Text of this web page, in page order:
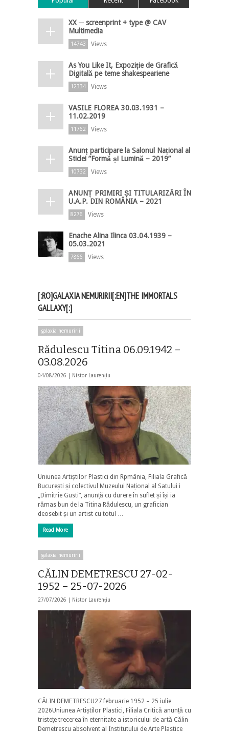
XX ─ screenprint + type @ CAV
Multimedia
14743 Views
As You Like It, Expoziție de Grafică
Digitală pe teme shakespeariene
12334 Views
VASILE FLOREA 30.03.1931 –
11.02.2019
11762 Views
Anunț participare la Salonul Național al
Sticlei ”Formă și Lumină – 2019”
10732 Views
ANUNȚ PRIMIRI ȘI TITULARIZĂRI ÎN
U.A.P. DIN ROMÂNIA – 2021
8276 Views
Enache Alina Ilinca 03.04.1939 –
05.03.2021
7866 Views
[:RO]GALAXIA NEMURIRII[:EN]THE IMMORTALS
GALLAXY[:]
galaxia nemuririi
Rădulescu Titina 06.09.1942 –
03.08.2026
04/08/2026 | Nistor Laurențiu
Uniunea Artiștilor Plastici din Rpmânia, Filiala Grafică
București și colectivul Muzeului Național al Satului i
„Dimitrie Gusti”, anunță cu durere în suflet și își ia
rămas bun de la Titina Rădulescu, un grafician
deosebit și un artist cu totul …
Read More
galaxia nemuririi
CĂLIN DEMETRESCU 27-02-
1952 – 25-07-2026
27/07/2026 | Nistor Laurențiu
CĂLIN DEMETRESCU27 februarie 1952 – 25 iulie
2026Uniunea Artiștilor Plastici, Filiala Critică anunță cu
tristețe trecerea în eternitate a istoricului de artă Călin
Demetrescu absolvent al Institutului de Arte Plastice